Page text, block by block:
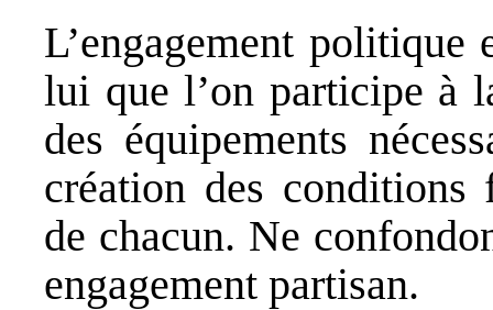
L’engagement politique
lui que l’on participe à
des équipements
création des conditions
de chacun. Ne
engagement partisan.